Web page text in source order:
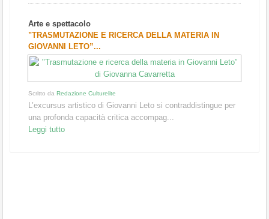
Arte e spettacolo
"TRASMUTAZIONE E RICERCA DELLA MATERIA IN
GIOVANNI LETO”...
Scritto da Redazione Culturelite
L’excursus artistico di Giovanni Leto si contraddistingue per
una profonda capacità critica accompag...
Leggi tutto